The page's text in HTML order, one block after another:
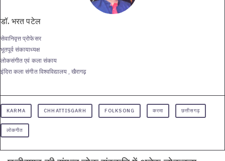
डॉ. भरत पटेल
सेवानिवृत्त प्रोफेसर
भूतपूर्व संकायाध्यक्ष
लोकसंगीत एवं कला संकाय
इंदिरा कला संगीत विश्वविद्यालय , खैरागढ़
KARMA CHHATTISGARH FOLKSONG करमा छत्तीसगढ़
लोकगीत